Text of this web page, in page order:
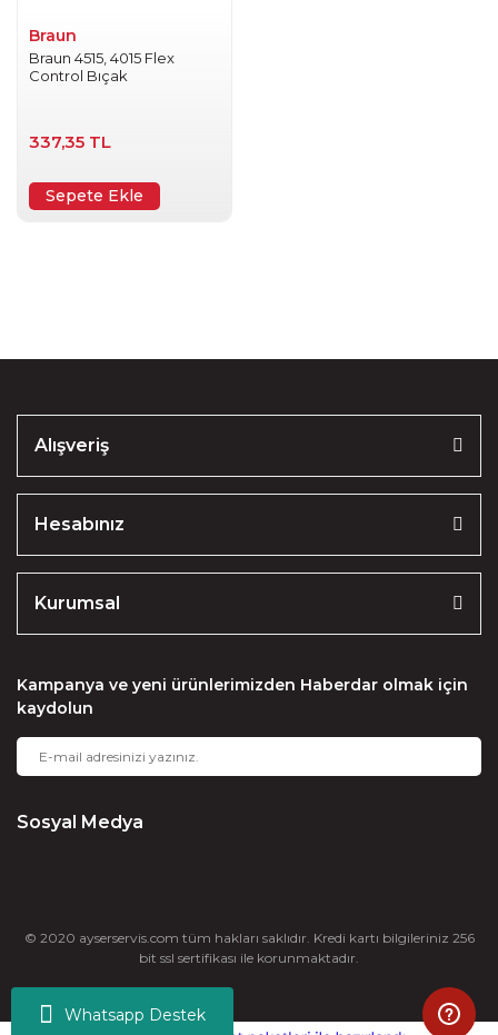
Whatsapp Destek
Braun
Braun 4515, 4015 Flex
Control Bıçak
337,35 TL
Sepete Ekle
Alışveriş
Hesabınız
Kurumsal
Kampanya ve yeni ürünlerimizden Haberdar olmak için
kaydolun
Sosyal Medya
© 2020 ayserservis.com tüm hakları saklıdır. Kredi kartı bilgileriniz 256
bit ssl sertifikası ile korunmaktadır.